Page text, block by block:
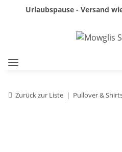
Urlaubspause - Versand
Zurück zur Liste Pullover &